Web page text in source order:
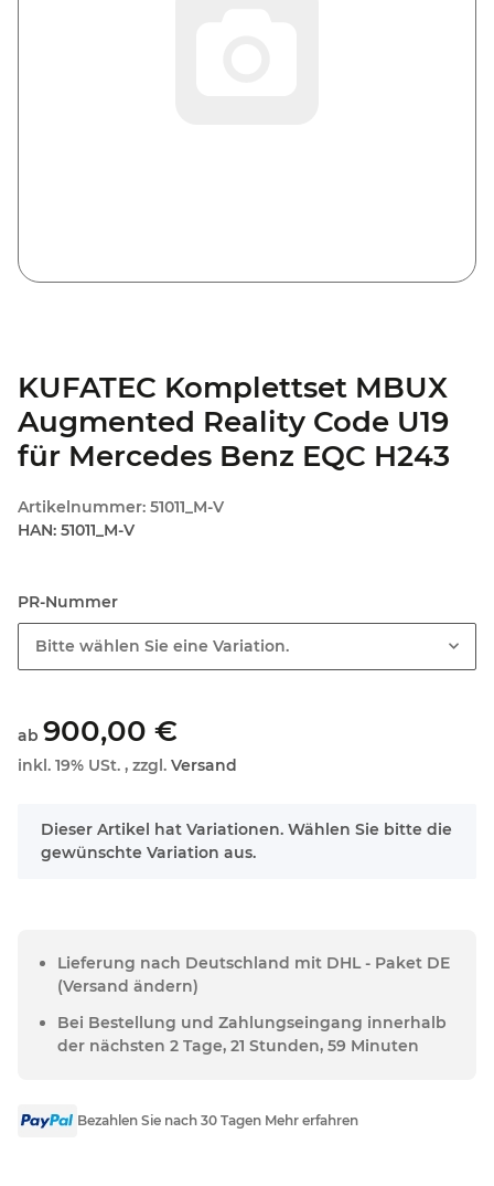
KUFATEC Komplettset MBUX
Augmented Reality Code U19
für Mercedes Benz EQC H243
Artikelnummer: 51011_M-V
HAN: 51011_M-V
PR-Nummer
Bitte wählen Sie eine Variation.
ab 900,00 €
inkl. 19% USt. , zzgl. Versand
x
Dieser Artikel hat Variationen. Wählen Sie bitte die
gewünschte Variation aus.
Lieferung nach Deutschland mit DHL - Paket DE
(Versand ändern)
Bei Bestellung und Zahlungseingang innerhalb
der nächsten 2 Tage, 21 Stunden, 59 Minuten
Bezahlen Sie nach 30 Tagen Mehr erfahren